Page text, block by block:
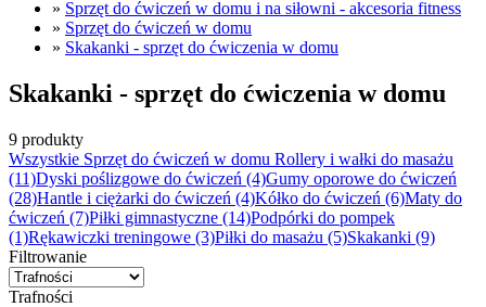
» Sprzęt do ćwiczeń w domu i na siłowni - akcesoria fitness
» Sprzęt do ćwiczeń w domu
» Skakanki - sprzęt do ćwiczenia w domu
Skakanki - sprzęt do ćwiczenia w domu
9 produkty
Wszystkie Sprzęt do ćwiczeń w domu Rollery i wałki do masażu
(11)Dyski poślizgowe do ćwiczeń (4)Gumy oporowe do ćwiczeń
(28)Hantle i ciężarki do ćwiczeń (4)Kółko do ćwiczeń (6)Maty do
ćwiczeń (7)Piłki gimnastyczne (14)Podpórki do pompek
(1)Rękawiczki treningowe (3)Piłki do masażu (5)Skakanki (9)
Filtrowanie
Trafności